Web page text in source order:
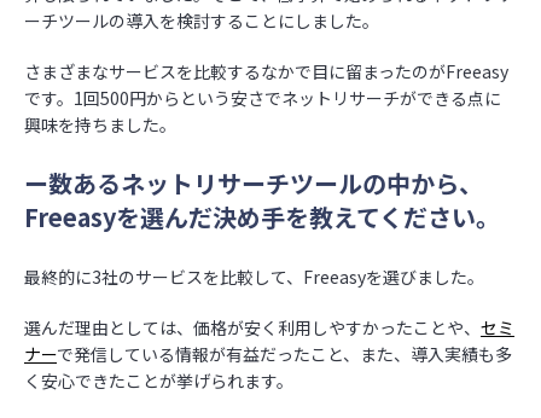
ーチツールの導入を検討することにしました。
さまざまなサービスを比較するなかで目に留まったのがFreeasy
です。1回500円からという安さでネットリサーチができる点に
興味を持ちました。
ー数あるネットリサーチツールの中から、
Freeasyを選んだ決め手を教えてください。
最終的に3社のサービスを比較して、Freeasyを選びました。
選んだ理由としては、価格が安く利用しやすかったことや、 セミ
ナーで発信している情報が有益だったこと、また、導入実績も多
く安心できたことが挙げられます。